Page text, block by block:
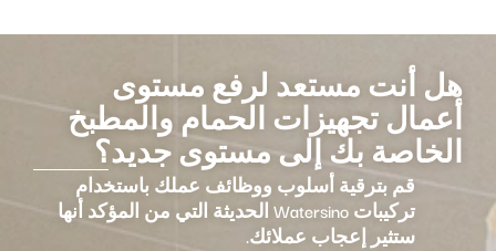
هل أنت مستعد لرفع مستوى
أعمال تجهيزات الحمام والمطبخ
الخاصة بك إلى مستوى جديد؟
قم بترقية أسلوب ووظائف عملك باستخدام
تركيبات Watersino الحديثة التي من المؤكد أنها
ستثير إعجاب عملائك.